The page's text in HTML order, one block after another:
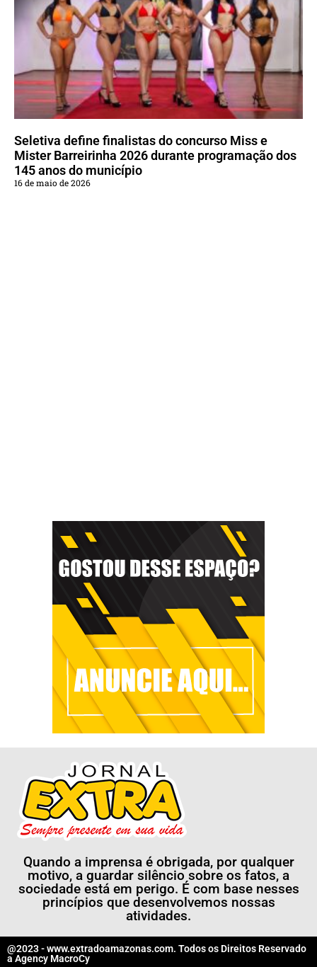
Seletiva define finalistas do concurso Miss e
Mister Barreirinha 2026 durante programação dos
145 anos do município
16 de maio de 2026
Quando a imprensa é obrigada, por qualquer
motivo, a guardar silêncio sobre os fatos, a
sociedade está em perigo. É com base nesses
princípios que desenvolvemos nossas
atividades.
@2023 - www.extradoamazonas.com. Todos os Direitos Reservado
aAgency MacroCy